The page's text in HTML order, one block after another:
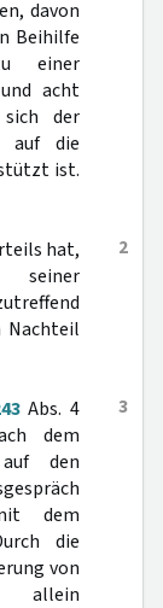
davon
Beihilfe
einer
acht
der
auf die
ist.
2
hat,
seiner
Nachteil
3
Abs. 4
dem
den
dem
die
von
allein